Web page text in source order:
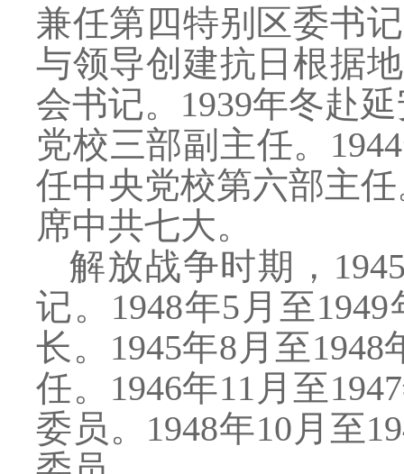
兼任第四特别区委书
与领导创建抗日根据
会书记。1939年冬赴
党校三部副主任。
任中央党校第六部主
席中共七大。
解放战争时期，
记。1948年5月至
长。1945年8月至
任。1946年11月至
委员。1948年10月至